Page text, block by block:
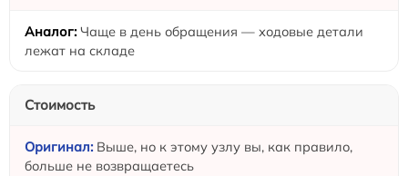
Чаще в день обращения — ходовые детали
лежат на складе
Стоимость
Выше, но к этому узлу вы, как правило,
больше не возвращаетесь